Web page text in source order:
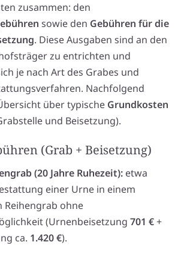
zusammen: den
sowie den Gebühren für die
. Diese Ausgaben sind an den
zu entrichten und
je nach Art des Grabes und
Nachfolgend
über typische Grundkosten
und Beisetzung).
(Grab + Beisetzung)
(20 Jahre Ruhezeit): etwa
einer Urne in einem
Reihengrab ohne
(Urnenbeisetzung 701 €+
ca. 1.420 €).